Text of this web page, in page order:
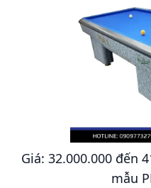
Giá: 32.000.000 đến
mẫu